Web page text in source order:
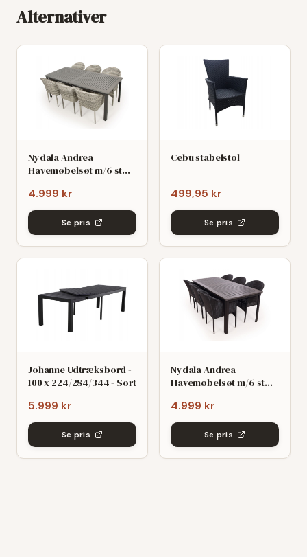
Alternativer
Nydala Andrea
Havemøbelsøt m/6 stole
grø
4.999 kr
Se pris
Cebu stabelstol
499,95 kr
Se pris
Johanne Udtræksbord -
100 x 224/284/344 - Sort
5.999 kr
Se pris
Nydala Andrea
Havemøbelsøt m/6 stole
grø/Sort
4.999 kr
Se pris